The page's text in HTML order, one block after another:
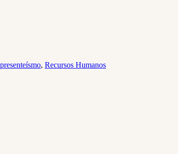
presenteísmo, Recursos Humanos